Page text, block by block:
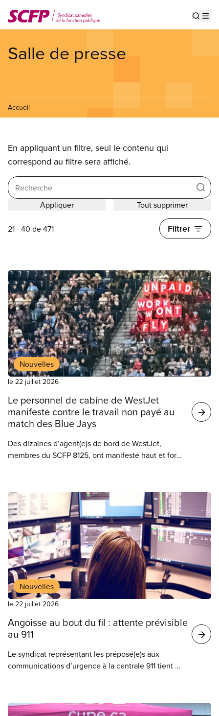
au
contenu
Salle de presse
Accueil
En appliquant un filtre, seul le contenu qui
correspond au filtre sera affiché.
Recherche
21 - 40 de 471 Filtrer
Résultats
de
votre
recherche
Nouvelles
le 22 juillet 2026
Le personnel de cabine de WestJet
manifeste contre le travail non payé au
match des Blue Jays
Des dizaines d’agent(e)s de bord de WestJet,
membres du SCFP 8125, ont manifesté haut et fort
salaires inadéquats imposés par le transporteur, qui
est l’un des plus importants commanditaires de
l’équipe de baseball.
Nouvelles
le 22 juillet 2026
Angoisse au bout du fil : attente prévisible
au 911
Le syndicat représentant les préposé(e)s aux
communications d’urgence à la centrale 911 tient à
minutes avant d’obtenir une réponse de la centrale
téléphonique d’urgence.